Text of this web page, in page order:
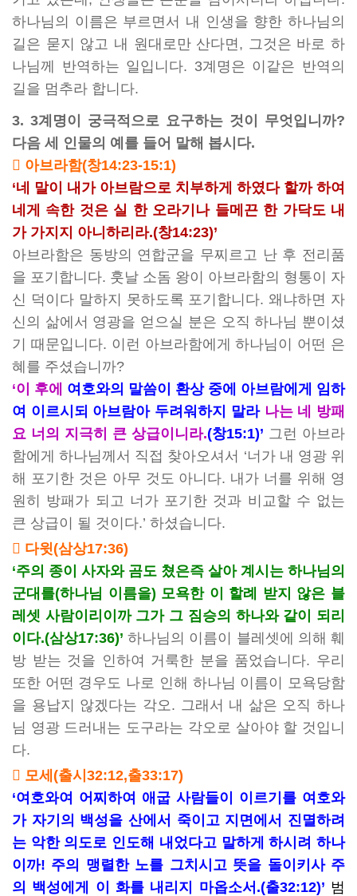
하나님의 이름은 부르면서 내 인생을 향한 하나님의
길은 묻지 않고 내 원대로만 산다면, 그것은 바로 하
나님께 반역하는 일입니다. 3계명은 이같은 반역의
길을 멈추라 합니다.
3. 3계명이 궁극적으로 요구하는 것이 무엇입니까?
다음 세 인물의 예를 들어 말해 봅시다.
 아브라함(창14:23-15:1)
‘네 말이 내가 아브람으로 치부하게 하였다 할까 하여
네게 속한 것은 실 한 오라기나 들메끈 한 가닥도 내
가 가지지 아니하리라.(창14:23)’
아브라함은 동방의 연합군을 무찌르고 난 후 전리품
을 포기합니다. 훗날 소돔 왕이 아브라함의 형통이 자
신 덕이다 말하지 못하도록 포기합니다. 왜냐하면 자
신의 삶에서 영광을 얻으실 분은 오직 하나님 뿐이셨
기 때문입니다. 이런 아브라함에게 하나님이 어떤 은
혜를 주셨습니까?
‘이 후에 여호와의 말씀이 환상 중에 아브람에게 임하
여 이르시되 아브람아 두려워하지 말라 나는 네 방패
요 너의 지극히 큰 상급이니라.(창15:1)’ 그런 아브라
함에게 하나님께서 직접 찾아오셔서 ‘너가 내 영광 위
해 포기한 것은 아무 것도 아니다. 내가 너를 위해 영
원히 방패가 되고 너가 포기한 것과 비교할 수 없는
큰 상급이 될 것이다.’ 하셨습니다.
 다윗(삼상17:36)
‘주의 종이 사자와 곰도 쳤은즉 살아 계시는 하나님의
군대를(하나님 이름을) 모욕한 이 할례 받지 않은 블
레셋 사람이리이까 그가 그 짐승의 하나와 같이 되리
이다.(삼상17:36)’ 하나님의 이름이 블레셋에 의해 훼
방 받는 것을 인하여 거룩한 분을 품었습니다. 우리
또한 어떤 경우도 나로 인해 하나님 이름이 모욕당함
을 용납지 않겠다는 각오. 그래서 내 삶은 오직 하나
님 영광 드러내는 도구라는 각오로 살아야 할 것입니
다.
 모세(출시32:12,출33:17)
‘여호와여 어찌하여 애굽 사람들이 이르기를 여호와
가 자기의 백성을 산에서 죽이고 지면에서 진멸하려
는 악한 의도로 인도해 내었다고 말하게 하시려 하나
이까! 주의 맹렬한 노를 그치시고 뜻을 돌이키사 주
의 백성에게 이 화를 내리지 마옵소서.(출32:12)’ 범